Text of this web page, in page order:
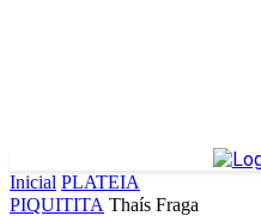
Inicial PLATEIA
PIQUITITA Thaís Fraga